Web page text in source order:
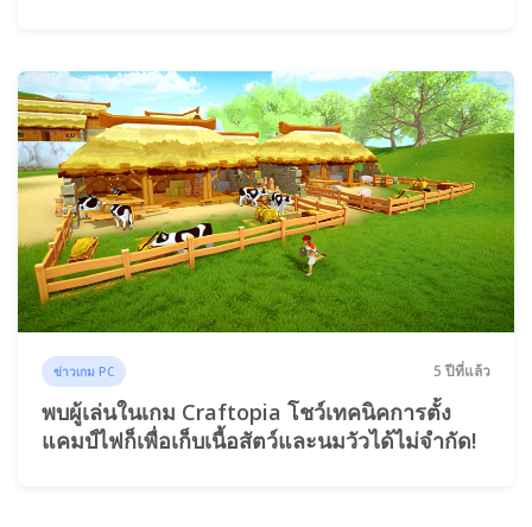
ข่าวเกม PC 5 ปีที่แล้ว
พบผู้เล่นในเกม Craftopia โชว์เทคนิคการตั้ง
แคมป์ไฟก็เพื่อเก็บเนื้อสัตว์และนมวัวได้ไม่จำกัด!